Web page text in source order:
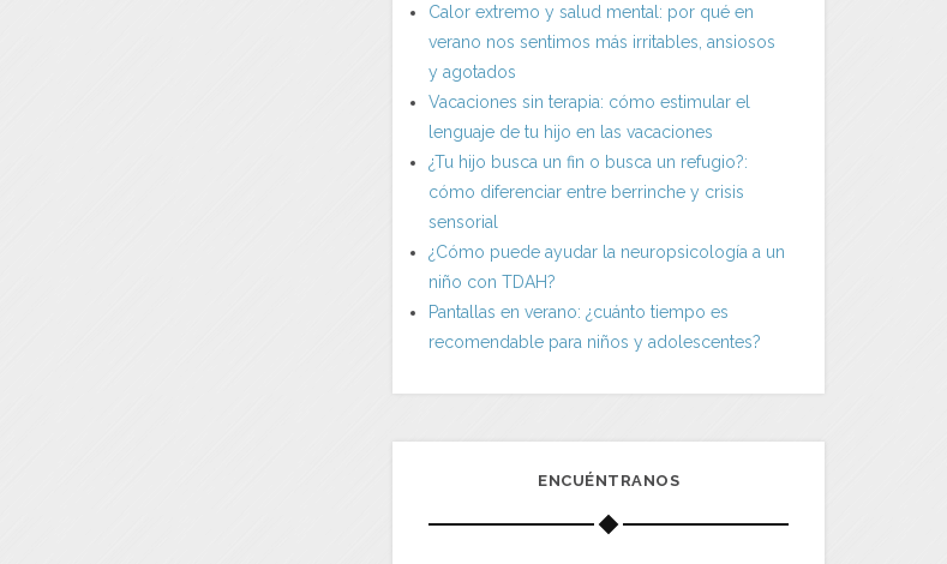
Calor extremo y salud mental: por qué en
verano nos sentimos más irritables, ansiosos
y agotados
Vacaciones sin terapia: cómo estimular el
lenguaje de tu hijo en las vacaciones
¿Tu hijo busca un fin o busca un refugio?:
cómo diferenciar entre berrinche y crisis
sensorial
¿Cómo puede ayudar la neuropsicología a un
niño con TDAH?
Pantallas en verano: ¿cuánto tiempo es
recomendable para niños y adolescentes?
ENCUÉNTRANOS